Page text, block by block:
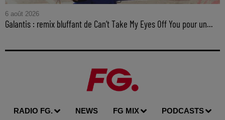
6 août 2026
Galantis : remix bluffant de Can’t Take My Eyes Off You pour un...
RADIO FG. NEWS FG MIX PODCASTS